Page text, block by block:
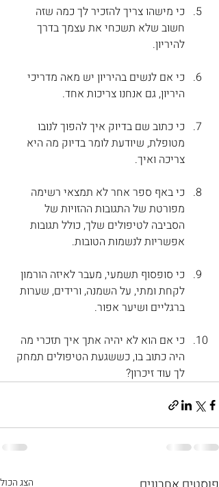
כי מישהו צריך להזכיר לך כמה שזה
חשוב שלא תשכחי את עצמך בדרך
להיריון.
כי אם לנשים בהיריון יש מאה מדריכי
היריון, גם אנחנו צריכות אחד.
כי כתוב שם בדיוק איך להפוך לנובו
מטופלת, שיודעת לומר בדיוק מה היא
צריכה ואיך.
כי באף ספר אחר לא תמצאי רשימה
מפורטת של התגובות ההזויות של
הסביבה לטיפולים שלך, כולל תגובות
אפשריות לנשמות הטובות.
כי סופסוף תשמעי, מעבר לאיזה הורמון
לקחת ומתי, על השמנה, ורידים, שערות
ברגליים ושיער אפור.
כי אם הוא לא יהיה אתך איך תזכרי מה
היה כתוב בו, כששגעת הטיפולים תמחק
לך עוד זיכרון?
הצג הכול